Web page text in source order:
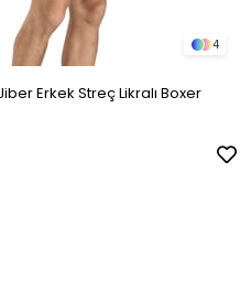
4
Erkek Streç Likralı Boxer